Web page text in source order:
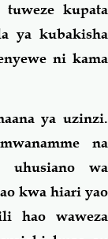
tuweze kupata
ya kubakisha
ni kama
ya uzinzi.
na
wa
kwa hiari yao
hao waweza